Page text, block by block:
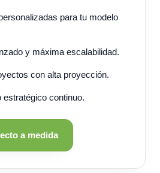
para tu modelo
y máxima escalabilidad.
con alta proyección.
continuo.
a medida